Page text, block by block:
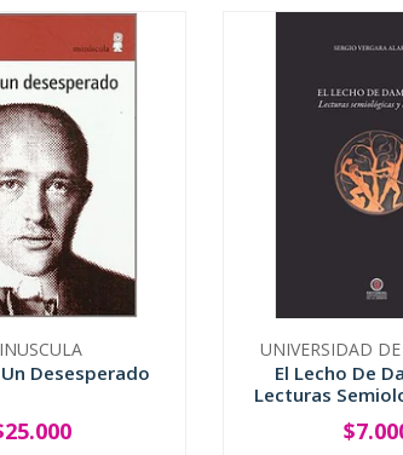
Desesperado
+
UNIVERSIDAD
El Lecho De
Lecturas
+